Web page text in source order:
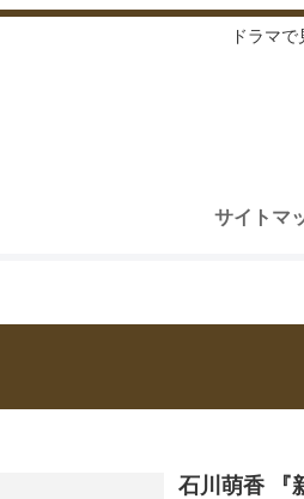
ドラマ
サイトマ
石川萌香 『